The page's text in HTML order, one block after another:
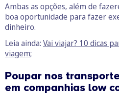
Ambas as opções, além de
boa oportunidade para fazer
dinheiro.
Leia ainda: Vai viajar? 10 dicas
viagem;
Poupar nos
em companhias low